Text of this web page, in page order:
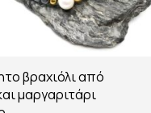
βραχιόλι από
μαργαριτάρι